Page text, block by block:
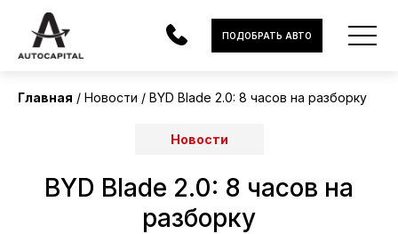
В НАЛИЧИИ
ПОДОБРАТЬ АВТО
Главная Новости BYD Blade 2.0: 8 часов на разборку
Новости
BYD Blade 2.0: 8 часов на
разборку